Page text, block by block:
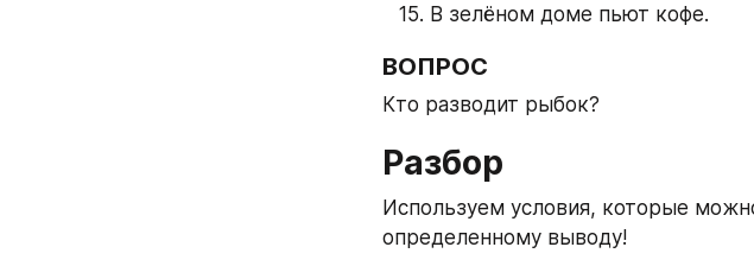
В зелёном доме пьют кофе.
ВОПРОС
Кто разводит рыбок?
Разбор
Используем условия, которые
определенному выводу!